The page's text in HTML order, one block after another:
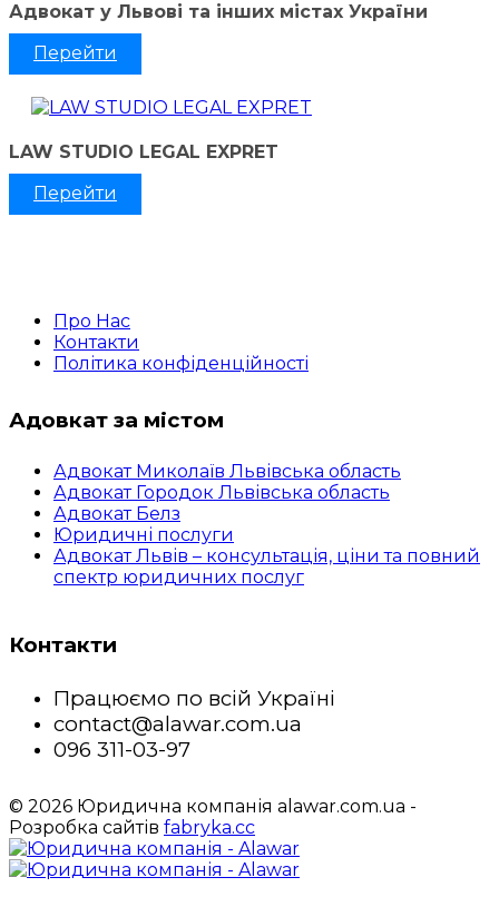
Адвокат у Львові та інших містах України
Перейти
LAW STUDIO LEGAL EXPRET
Перейти
Про Нас
Контакти
Політика конфіденційності
Адовкат за містом
Адвокат Миколаїв Львівська область
Адвокат Городок Львівська область
Адвокат Белз
Юридичні послуги
Адвокат Львів – консультація, ціни та повний
спектр юридичних послуг
Контакти
Працюємо по всій Україні
contact@alawar.com.ua
096 311-03-97
© 2026 Юридична компанія alawar.com.ua -
Розробка сайтів fabryka.cc